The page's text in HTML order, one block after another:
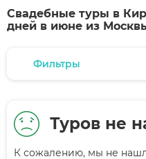
Свадебные туры в
дней в июне из
Фильтры
Туров не
К сожалению, мы не